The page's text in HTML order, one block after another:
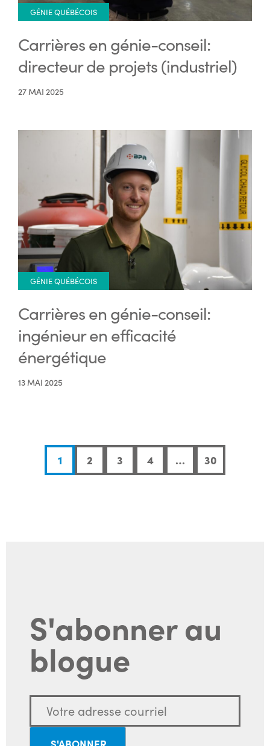
GÉNIE QUÉBÉCOIS
Carrières en génie-conseil:
directeur de projets (industriel)
27 MAI 2025
GÉNIE QUÉBÉCOIS
Carrières en génie-conseil:
ingénieur en efficacité
énergétique
13 MAI 2025
1 2 3 4 … 30
S'abonner au
blogue